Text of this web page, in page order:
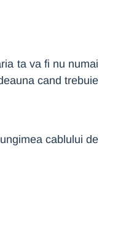
ta va fi nu numai
cand trebuie
cablului de